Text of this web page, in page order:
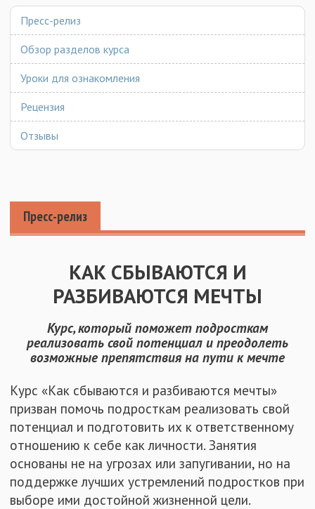
Пресс-релиз
Обзор разделов курса
Уроки для ознакомления
Рецензия
Отзывы
Пресс-релиз
КАК СБЫВАЮТСЯ И
РАЗБИВАЮТСЯ МЕЧТЫ
Курс, который поможет подросткам
реализовать свой потенциал и преодолеть
возможные препятствия на пути к мечте
Курс «Как сбываются и разбиваются мечты»
призван помочь подросткам реализовать свой
потенциал и подготовить их к ответственному
отношению к себе как личности. Занятия
основаны не на угрозах или запугивании, но на
поддержке лучших устремлений подростков при
выборе ими достойной жизненной цели.